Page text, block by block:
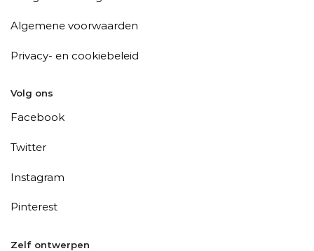
Algemene voorwaarden
Privacy- en cookiebeleid
Volg ons
Facebook
Twitter
Instagram
Pinterest
Zelf ontwerpen